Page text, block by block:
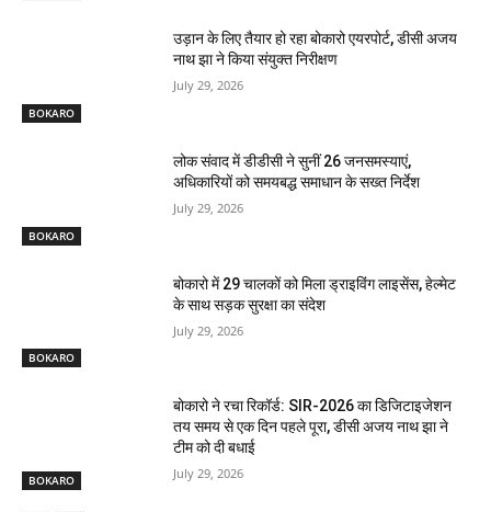
BOKARO
उड़ान के लिए तैयार हो रहा बोकारो एयरपोर्ट, डीसी अजय
नाथ झा ने किया संयुक्त निरीक्षण
July 29, 2026
BOKARO
लोक संवाद में डीडीसी ने सुनीं 26 जनसमस्याएं,
अधिकारियों को समयबद्ध समाधान के सख्त निर्देश
July 29, 2026
BOKARO
बोकारो में 29 चालकों को मिला ड्राइविंग लाइसेंस, हेल्मेट
के साथ सड़क सुरक्षा का संदेश
July 29, 2026
BOKARO
बोकारो ने रचा रिकॉर्ड: SIR-2026 का डिजिटाइजेशन
तय समय से एक दिन पहले पूरा, डीसी अजय नाथ झा ने
टीम को दी बधाई
July 29, 2026